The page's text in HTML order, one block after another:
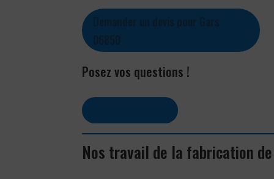
Posez vos questions !
Nos travail de la fabrication